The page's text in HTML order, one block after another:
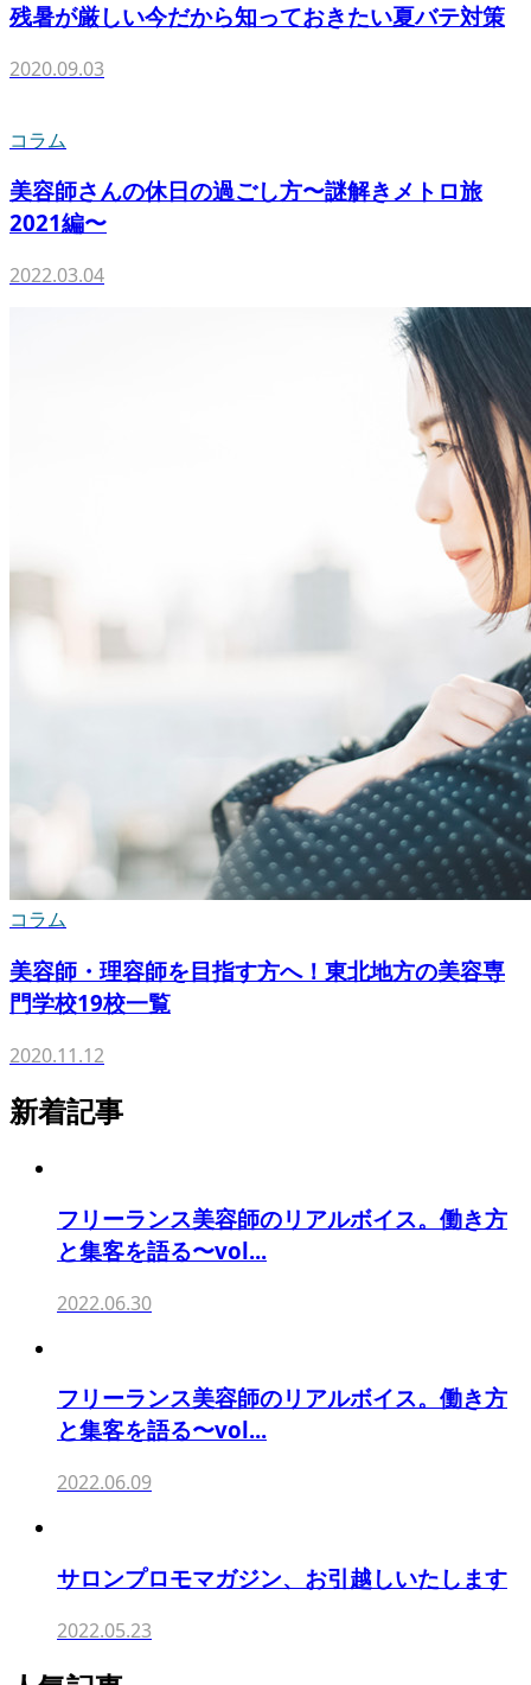
残暑が厳しい今だから知っておきたい夏バテ対策
2020.09.03
コラム
美容師さんの休日の過ごし方〜謎解きメトロ旅
2021編〜
2022.03.04
コラム
美容師・理容師を目指す方へ！東北地方の美容専
門学校19校一覧
2020.11.12
新着記事
フリーランス美容師のリアルボイス。働き方
と集客を語る〜vol...
2022.06.30
フリーランス美容師のリアルボイス。働き方
と集客を語る〜vol...
2022.06.09
サロンプロモマガジン、お引越しいたします
2022.05.23